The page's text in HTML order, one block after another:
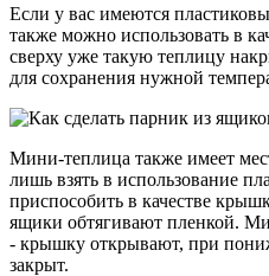
Если у вас имеются
также можно использовать в
сверху уже такую теплицу
для сохранения нужной
Мини-теплица также имеет
лишь взять в использование
приспособить в качестве
ящики обтягивают пленкой.
- крышку открывают, при
закрыт.